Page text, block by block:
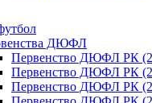
ДЮФЛ
Первенство ДЮФЛ РК
Первенство ДЮФЛ РК
Первенство ДЮФЛ РК